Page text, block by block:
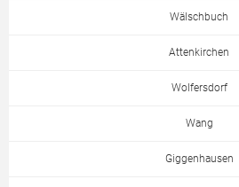
Wälschbuch
Attenkirchen
Wolfersdorf
Wang
Giggenhausen